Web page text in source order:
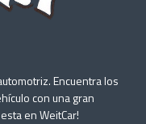
Encuentra los
con una gran
en WeitCar!